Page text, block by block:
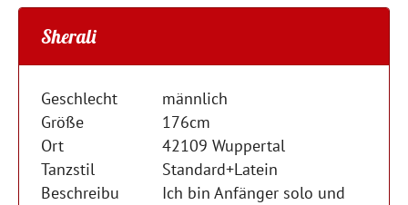
Sherali
Geschlecht
männlich
Größe
176cm
Ort
42109 Wuppertal
Tanzstil
Standard+Latein
Beschreibu
Ich bin Anfänger solo und